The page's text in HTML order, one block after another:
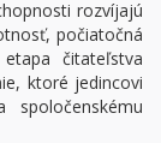
rozvíjajú
počiatočná
čitateľstva
ktoré jedincovi